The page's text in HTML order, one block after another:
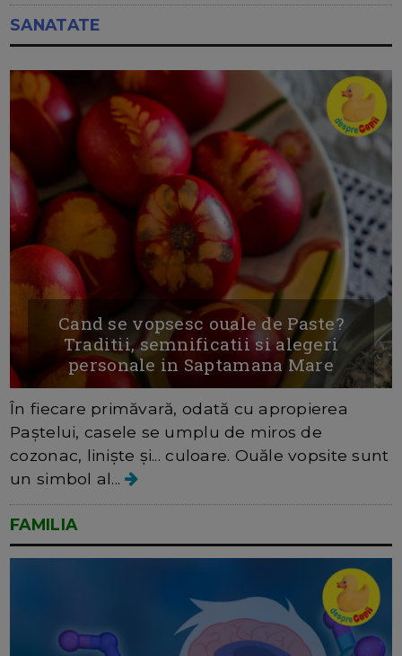
SANATATE
Cand se vopsesc ouale de Paste?
Traditii, semnificatii si alegeri
personale in Saptamana Mare
În fiecare primăvară, odată cu apropierea
Paștelui, casele se umplu de miros de
cozonac, liniște și... culoare. Ouăle vopsite sunt
un simbol al...
FAMILIA